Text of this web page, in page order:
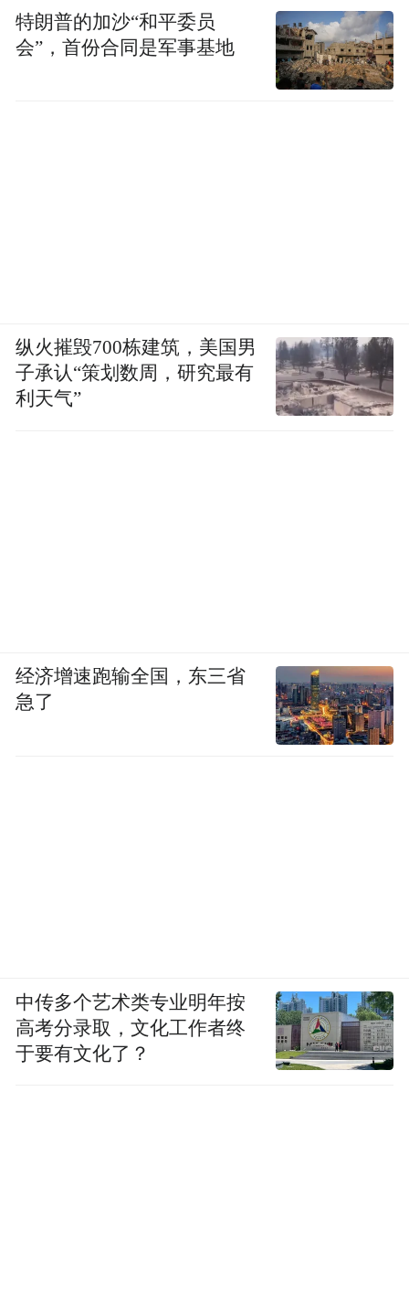
特朗普的加沙“和平委员
会”，首份合同是军事基地
纵火摧毁700栋建筑，美国男
子承认“策划数周，研究最有
利天气”
经济增速跑输全国，东三省
急了
中传多个艺术类专业明年按
高考分录取，文化工作者终
于要有文化了？